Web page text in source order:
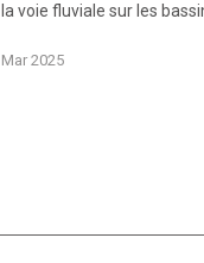
la voie fluviale sur les
Mar 2025